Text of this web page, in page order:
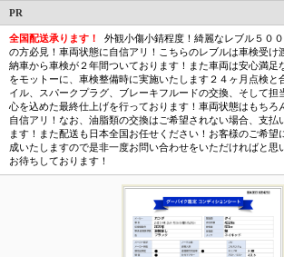
PR
全国配送承ります！
外観小傷小錆程度！綺麗なレブル５０
の方必見！車両状態に自信アリ！こちらのレブルは車検受け
納車から車検が２年間ついております！また車両は安心満足
をモットーに、車検整備時に実施いたします２４ヶ月点検と
イル、スパークプラグ、ブレーキフルードの交換、そして担
心を込めた最終仕上げを行っております！車両状態はもちろ
自信アリ！なお、油脂類の交換はご希望されない場合、支払
ます！また配送も日本全国お任せください！お客様のご希望
成いたしますので是非一度お問い合わせをいただければと思
お待ちしております！